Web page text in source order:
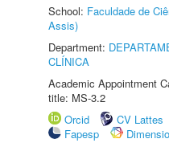
School: Faculdade de
Assis)
Department:
CLÍNICA
Academic Appointment
title: MS-3.2
Orcid
CV Lattes
Fapesp